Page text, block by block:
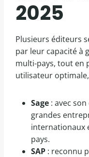
2025
Plusieurs éditeurs
par leur capacité à
multi-pays, tout en
utilisateur
Sage : avec
grandes
internationaux
pays.
SAP : reconnu